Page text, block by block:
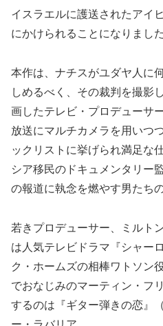
イスラエルに護送されたアイ
にかけられることになりました
本作は、ナチスがユダヤ人に
しめるべく、その裁判を撮影
画したテレビ・プロデューサ
放送にマルチカメラを用いつ
ックリストに挙げられ満足な
シア移民のドキュメンタリー
の報道に執念を燃やす男たち
若きプロデューサー、ミルト
は人気テレビドラマ『シャー
ク・ホームズの相棒ワトソン
でおなじみのマーティン・フ
するのは『ギター弾きの恋』